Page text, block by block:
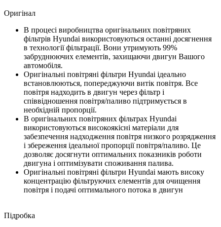
Оригінал
В процесі виробництва оригінальних повітряних
фільтрів Hyundai використовуються останні досягнення
в технології фільтрації. Вони утримують 99%
забруднюючих елементів, захищаючи двигун Вашого
автомобіля.
Оригінальні повітряні фільтри Hyundai ідеально
встановлюються, попереджуючи витік повітря. Все
повітря надходить в двигун через фільтр і
співвідношення повітря/паливо підтримується в
необхідній пропорції.
В оригінальних повітряних фільтрах Hyundai
використовуються високоякісні матеріали для
забезпечення надходження повітря низкого розрядження
і збереження ідеальної пропорції повітря/паливо. Це
дозволяє досягнути оптимальних показників роботи
двигуна і оптимізувати споживання палива.
Оригінальні повітряні фільтри Hyundai мають високу
концентрацію фільтруючих елементів для очищення
повітря і подачі оптимального потока в двигун
Підробка